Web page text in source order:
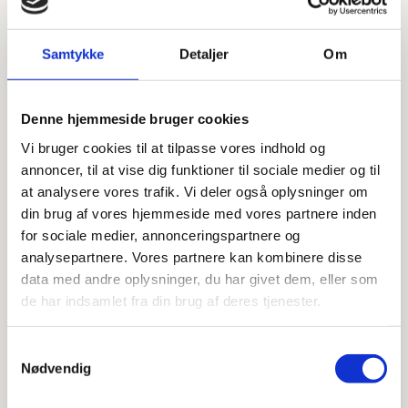
Samtykke Detaljer Om
Denne hjemmeside bruger cookies
Vi bruger cookies til at tilpasse vores indhold og
annoncer, til at vise dig funktioner til sociale medier og til
at analysere vores trafik. Vi deler også oplysninger om
din brug af vores hjemmeside med vores partnere inden
for sociale medier, annonceringspartnere og
analysepartnere. Vores partnere kan kombinere disse
data med andre oplysninger, du har givet dem, eller som
de har indsamlet fra din brug af deres tjenester.
Nødvendig
160 x 80 cm.
180 x 80 cm.
60 x 80 cm.
90 x 80 cm.
kr.4.765,00 – kr.9.230,00Prisinterval:
kr.4.765,00
kr.9.230,00
Mie 2 spejl til badeværelse (flere
størrelser)
100 x 80 cm.
160 x 80 cm.